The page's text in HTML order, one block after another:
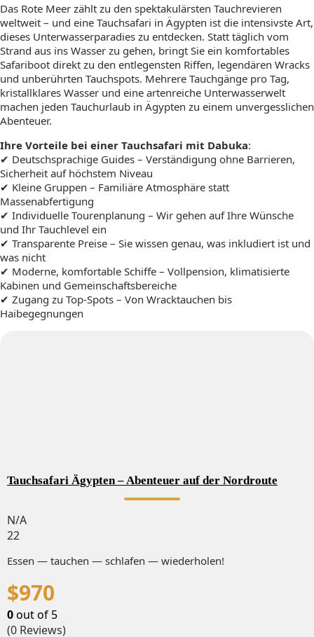
Das Rote Meer zählt zu den spektakulärsten Tauchrevieren
weltweit – und eine Tauchsafari in Ägypten ist die intensivste Art,
dieses Unterwasserparadies zu entdecken. Statt täglich vom
Strand aus ins Wasser zu gehen, bringt Sie ein komfortables
Safariboot direkt zu den entlegensten Riffen, legendären Wracks
und unberührten Tauchspots. Mehrere Tauchgänge pro Tag,
kristallklares Wasser und eine artenreiche Unterwasserwelt
machen jeden Tauchurlaub in Ägypten zu einem unvergesslichen
Abenteuer.
Ihre Vorteile bei einer Tauchsafari mit Dabuka:
✔ Deutschsprachige Guides – Verständigung ohne Barrieren,
Sicherheit auf höchstem Niveau
✔ Kleine Gruppen – Familiäre Atmosphäre statt
Massenabfertigung
✔ Individuelle Tourenplanung – Wir gehen auf Ihre Wünsche
und Ihr Tauchlevel ein
✔ Transparente Preise – Sie wissen genau, was inkludiert ist und
was nicht
✔ Moderne, komfortable Schiffe – Vollpension, klimatisierte
Kabinen und Gemeinschaftsbereiche
✔ Zugang zu Top-Spots – Von Wracktauchen bis
Haibegegnungen
Tauchsafari Ägypten – Abenteuer auf der Nordroute
N/A
22
Essen — tauchen — schlafen — wiederholen!
$970
0out of 5
(0 Reviews)